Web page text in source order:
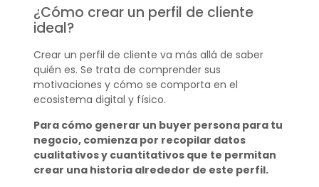
¿Cómo crear un perfil de cliente
ideal?
Crear un perfil de cliente va más allá de saber
quién es. Se trata de comprender sus
motivaciones y cómo se comporta en el
ecosistema digital y físico.
Para cómo generar un buyer persona para tu
negocio, comienza por recopilar datos
cualitativos y cuantitativos que te permitan
crear una historia alrededor de este perfil.